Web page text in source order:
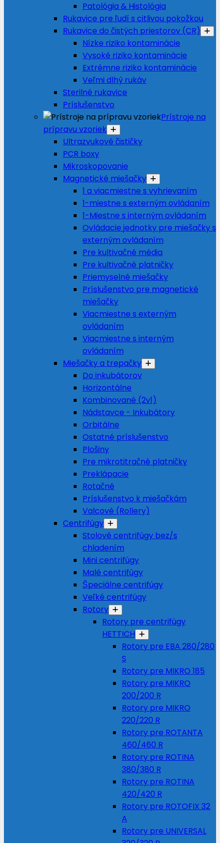
Patológia & Histológia
Rukavice pre ľudí s citlivou pokožkou
Rukavice do čistých priestorov (CR)
Nízke riziko kontaminácie
Vysoké riziko kontaminácie
Extrémne riziko kontaminácie
Veľmi dlhý rukáv
Sterilné rukavice
Príslušenstvo
Prístroje na
prípravu vzoriek
Ultrazvukové čističky
PCR boxy
Mikroskopovanie
Magnetické miešačky
1 a viacmiestne s vyhrievaním
1-miestne s externým ovládaním
1-Miestne s interným ovládaním
Ovládacie jednotky pre miešačky s
externým ovládaním
Pre kultivačné média
Pre kultivačné platničky
Priemyselné miešačky
Príslušenstvo pre magnetické
miešačky
Viacmiestne s externým
ovládaním
Viacmiestne s interným
ovládaním
Miešačky a trepačky
Do inkubátorov
Horizontálne
Kombinované (2v1)
Nádstavce - Inkubátory
Orbitálne
Ostatné príslušenstvo
Plošiny
Pre mikrotitračné platničky
Preklápacie
Rotačné
Príslušenstvo k miešačkám
Valcové (Rollery)
Centrifúgy
Stolové centrifúgy bez/s
chladením
Mini centrifúgy
Malé centrifúgy
Špeciálne centrifúgy
Veľké centrifúgy
Rotory
Rotory pre centrifúgy
HETTICH
Rotory pre EBA 280/280
S
Rotory pre MIKRO 185
Rotory pre MIKRO
200/200 R
Rotory pre MIKRO
220/220 R
Rotory pre ROTANTA
460/460 R
Rotory pre ROTINA
380/380 R
Rotory pre ROTINA
420/420 R
Rotory pre ROTOFIX 32
A
Rotory pre UNIVERSAL